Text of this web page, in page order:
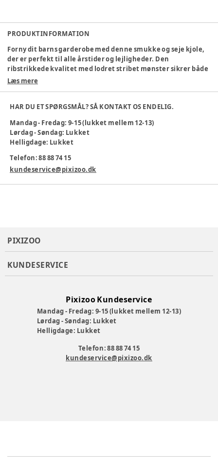
PRODUKTINFORMATION
Forny dit barns garderobe med denne smukke og seje kjole,
der er perfekt til alle årstider og lejligheder. Den
ribstrikkede kvalitet med lodret stribet mønster sikrer både
en behagelig pasform og et tidløst, elegant look.
trykknaplukning Design: All-over gentaget print for et
behagelig og let at bevæge sig i Materiale: Ribstrik med god
elasticitet Sikkerhed: ADVARSEL! Holdes væk fra åben ild En
perfekt kombination af komfort og stil, som gør kjolen til et
sikkert valg i barnets garderobe.
Materialesammensætning
Produktionsland:Kina
Læs mere
HAR DU ET SPØRGSMÅL? SÅ KONTAKT OS ENDELIG.
Mandag - Fredag: 9-15 (lukket mellem 12-13)
Lørdag - Søndag: Lukket
Helligdage: Lukket
Telefon: 88 88 74 15
kundeservice@pixizoo.dk
PIXIZOO
KUNDESERVICE
Pixizoo Kundeservice
Mandag - Fredag: 9-15 (lukket mellem 12-13)
Lørdag - Søndag: Lukket
Helligdage: Lukket
Telefon: 88 88 74 15
kundeservice@pixizoo.dk